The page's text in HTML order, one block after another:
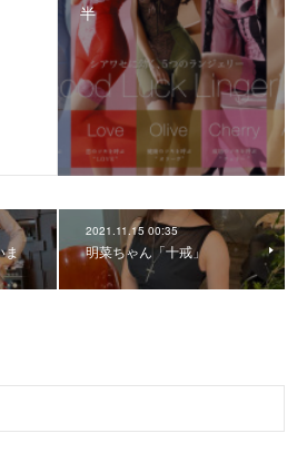
半
ま
2021.11.15 00:35
明菜ちゃん「十戒」